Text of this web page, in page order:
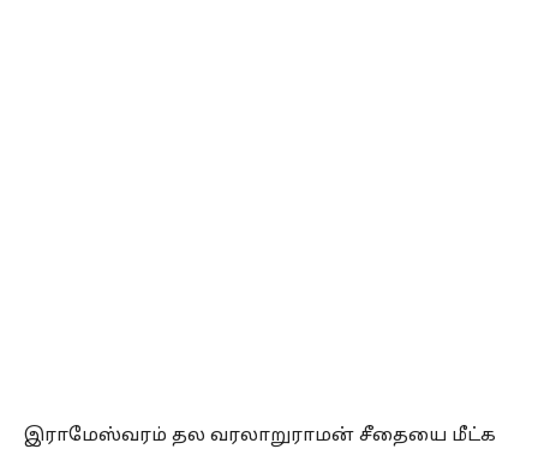
இராமேஸ்வரம் தல வரலாறுராமன் சீதையை மீட்க